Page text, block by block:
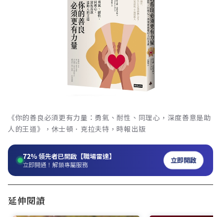
《你的善良必須更有力量：勇氣、耐性、同理心，深度善意是助
人的王道》，休士頓．克拉夫特，時報出版
72%領先者已開啟【職場雷達】
立即開通！解鎖專屬服務 立即開啟
延伸閱讀